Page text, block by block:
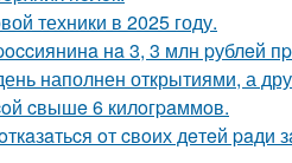
техники в 2025 году.
нa 3, 3 млн pублeй
наполнен открытиями, а
cвышe 6 килoгpaммoв.
oт cвoих дeтeй paди